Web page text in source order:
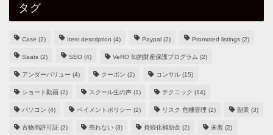
タグ
Case (2) Item description (4) Paypal (2) Promoted listings (2)
Saats (2) SEO (4) VeRO 知的財産保護プログラム (2)
アンダーバリュー (4) クーポン (2) コンサル (15)
ショート動画 (2) スクール生の声 (1) テクニック (14)
パソコン (4) ペイメントポリシー (2) リスク 危機管理 (2) 副業 (3)
古物商許可証 (2) 売れない (3) 持続化補助金 (2) 未着 (2)